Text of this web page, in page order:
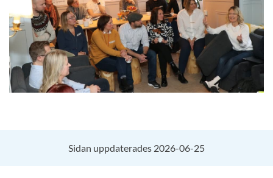
Sidan uppdaterades 2026-06-25